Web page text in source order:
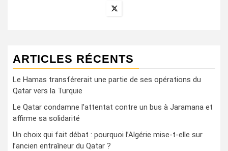
ARTICLES RÉCENTS
Le Hamas transférerait une partie de ses opérations du
Qatar vers la Turquie
Le Qatar condamne l’attentat contre un bus à Jaramana et
affirme sa solidarité
Un choix qui fait débat : pourquoi l’Algérie mise-t-elle sur
l’ancien entraîneur du Qatar ?